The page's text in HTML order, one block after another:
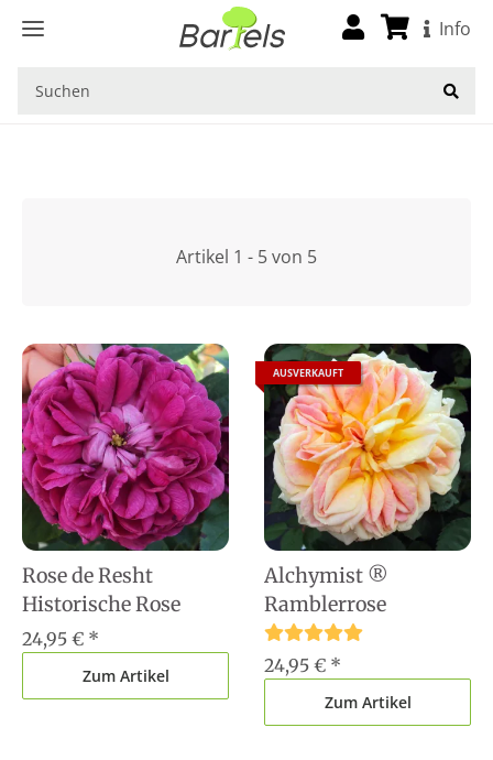
Info
Startseite
Artikel 1 - 5 von 5
Rose de Resht
Historische Rose
24,95 € *
Zum Artikel
AUSVERKAUFT
Alchymist ®
Ramblerrose
24,95 € *
Zum Artikel